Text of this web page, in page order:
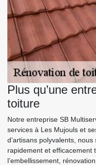
Plus qu’une
toiture
Notre entreprise SB
services à Les Mujouls et
d’artisans polyvalents,
rapidement et efficacement
l’embellissement,